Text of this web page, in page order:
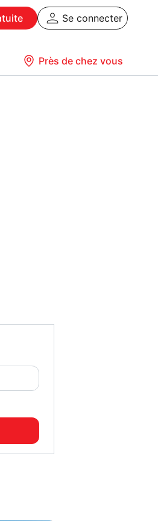
Se connecter
Près de chez vous